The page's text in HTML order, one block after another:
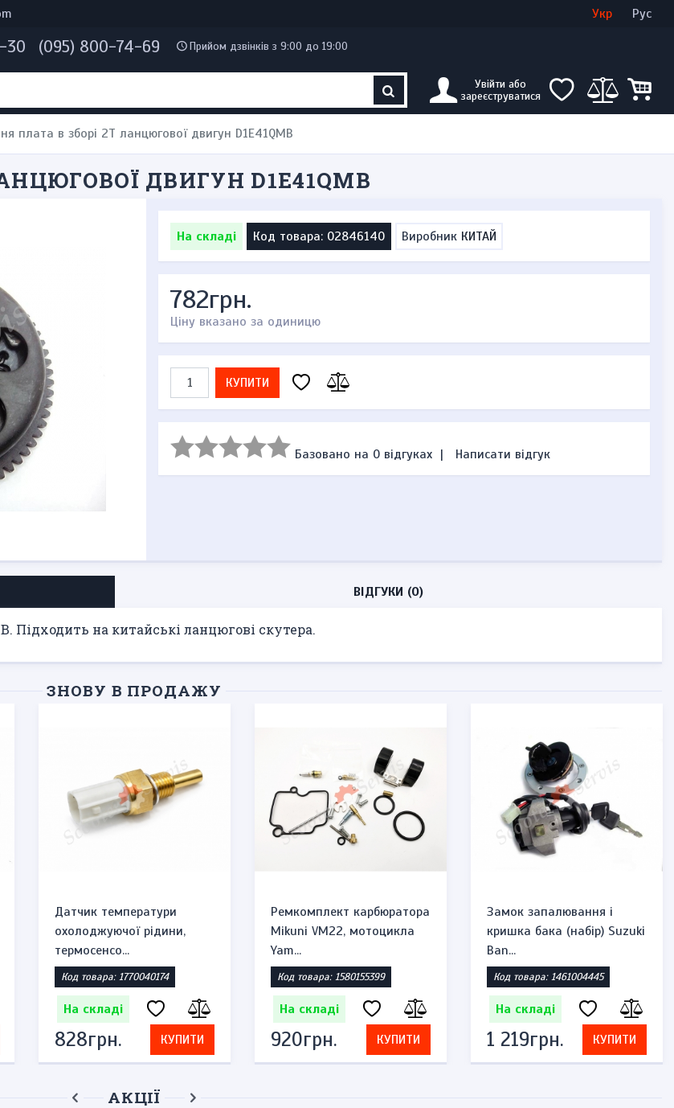
Укр Рус
30 (095) 800-74-69 Прийом дзвінків з 9:00 до 19:00
Увійти або
зареєструватися
плата в зборі 2T ланцюгової двигун D1E41QMB
ДВИГУН D1E41QMB
На складі Код товара: 02846140 Виробник КИТАЙ
782грн.
Ціну вказано за одиницю
КУПИТИ
Базовано на 0 відгуках | Написати відгук
ВІДГУКИ (0)
Підходить на китайські ланцюгові скутера.
ЗНОВУ В ПРОДАЖУ
Датчик температури
охолоджуючої рідини,
термосенсо...
Код товара: 1770040174
На складі
828грн. КУПИТИ
Ремкомплект карбюратора
Mikuni VM22, мотоцикла
Yam...
Код товара: 1580155399
На складі
920грн. КУПИТИ
Замок запалювання і
кришка бака (набір) Suzuki
Ban...
Код товара: 1461004445
На складі
1 219грн. КУПИТИ
АКЦІЇ